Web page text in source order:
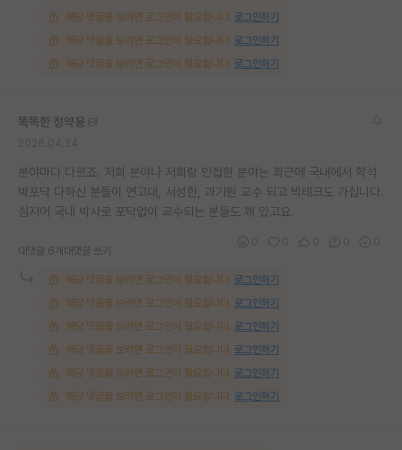
해당 댓글을 보려면 로그인이 필요합니다. 로그인하기
해당 댓글을 보려면 로그인이 필요합니다. 로그인하기
해당 댓글을 보려면 로그인이 필요합니다. 로그인하기
똑똑한 정약용
분야마다 다르죠. 저희 분야나 저희랑 인접한 분야는 최근에 국내에서 학석
박포닥 다하신 분들이 연고대, 서성한, 과기원 교수 되고 빅테크도 가십니다.
심지어 국내 박사로 포닥없이 교수되는 분들도 꽤 있고요.
대댓글 6개 대댓글 쓰기
해당 댓글을 보려면 로그인이 필요합니다. 로그인하기
해당 댓글을 보려면 로그인이 필요합니다. 로그인하기
해당 댓글을 보려면 로그인이 필요합니다. 로그인하기
해당 댓글을 보려면 로그인이 필요합니다. 로그인하기
해당 댓글을 보려면 로그인이 필요합니다. 로그인하기
해당 댓글을 보려면 로그인이 필요합니다. 로그인하기